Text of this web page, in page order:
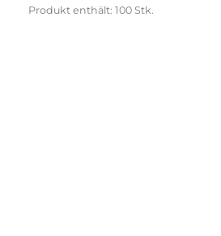
Produkt enthält: 100 Stk.